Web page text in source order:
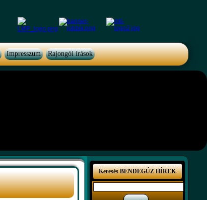
Impresszum Rajongói írások
Keresés BENDEGÚZ HÍREK